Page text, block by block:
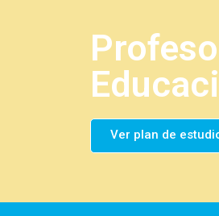
Ver plan de